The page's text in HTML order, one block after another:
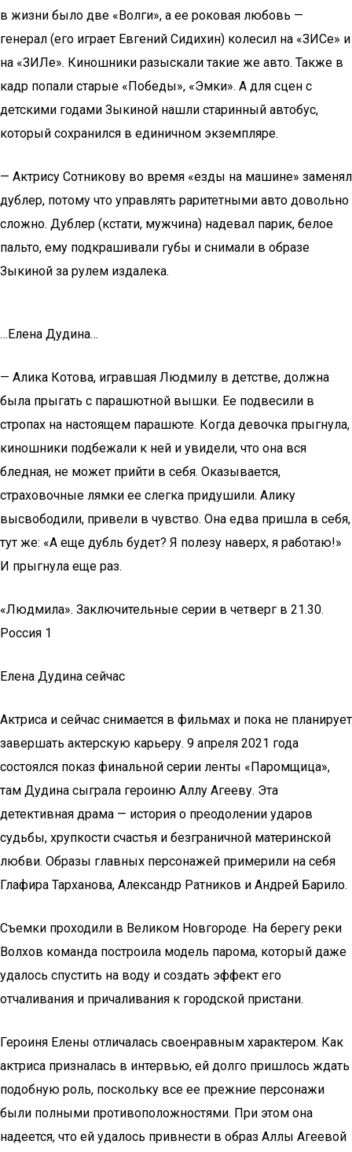
в жизни было две «Волги», а ее роковая любовь —
генерал (его играет Евгений Сидихин) колесил на «ЗИСе» и
на «ЗИЛе». Киношники разыскали такие же авто. Также в
кадр попали старые «Победы», «Эмки». А для сцен с
детскими годами Зыкиной нашли старинный автобус,
который сохранился в единичном экземпляре.
— Актрису Сотникову во время «езды на машине» заменял
дублер, потому что управлять раритетными авто довольно
сложно. Дублер (кстати, мужчина) надевал парик, белое
пальто, ему подкрашивали губы и снимали в образе
Зыкиной за рулем издалека.
…Елена Дудина…
— Алика Котова, игравшая Людмилу в детстве, должна
была прыгать с парашютной вышки. Ее подвесили в
стропах на настоящем парашюте. Когда девочка прыгнула,
киношники подбежали к ней и увидели, что она вся
бледная, не может прийти в себя. Оказывается,
страховочные лямки ее слегка придушили. Алику
высвободили, привели в чувство. Она едва пришла в себя,
тут же: «А еще дубль будет? Я полезу наверх, я работаю!»
И прыгнула еще раз.
«Людмила». Заключительные серии в четверг в 21.30.
Россия 1
Елена Дудина сейчас
Актриса и сейчас снимается в фильмах и пока не планирует
завершать актерскую карьеру. 9 апреля 2021 года
состоялся показ финальной серии ленты «Паромщица»,
там Дудина сыграла героиню Аллу Агееву. Эта
детективная драма — история о преодолении ударов
судьбы, хрупкости счастья и безграничной материнской
любви. Образы главных персонажей примерили на себя
Глафира Тарханова, Александр Ратников и Андрей Барило.
Съемки проходили в Великом Новгороде. На берегу реки
Волхов команда построила модель парома, который даже
удалось спустить на воду и создать эффект его
отчаливания и причаливания к городской пристани.
Героиня Елены отличалась своенравным характером. Как
актриса призналась в интервью, ей долго пришлось ждать
подобную роль, поскольку все ее прежние персонажи
были полными противоположностями. При этом она
надеется, что ей удалось привнести в образ Аллы Агеевой